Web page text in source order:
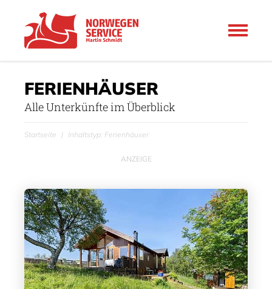
FERIENHÄUSER
Alle Unterkünfte im Überblick
Startseite Inhaltstyp: Ferienhäuser
ANZEIGE